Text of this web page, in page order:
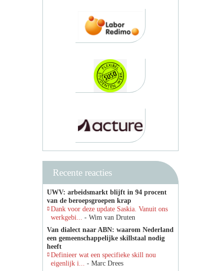
Recente reacties
UWV: arbeidsmarkt blijft in 94 procent
van de beroepsgroepen krap
Dank voor deze update Saskia. Vanuit ons
werkgebi... - Wim van Druten
Van dialect naar ABN: waarom Nederland
een gemeenschappelijke skillstaal nodig
heeft
Definieer wat een specifieke skill nou
eigenlijk i... - Marc Drees